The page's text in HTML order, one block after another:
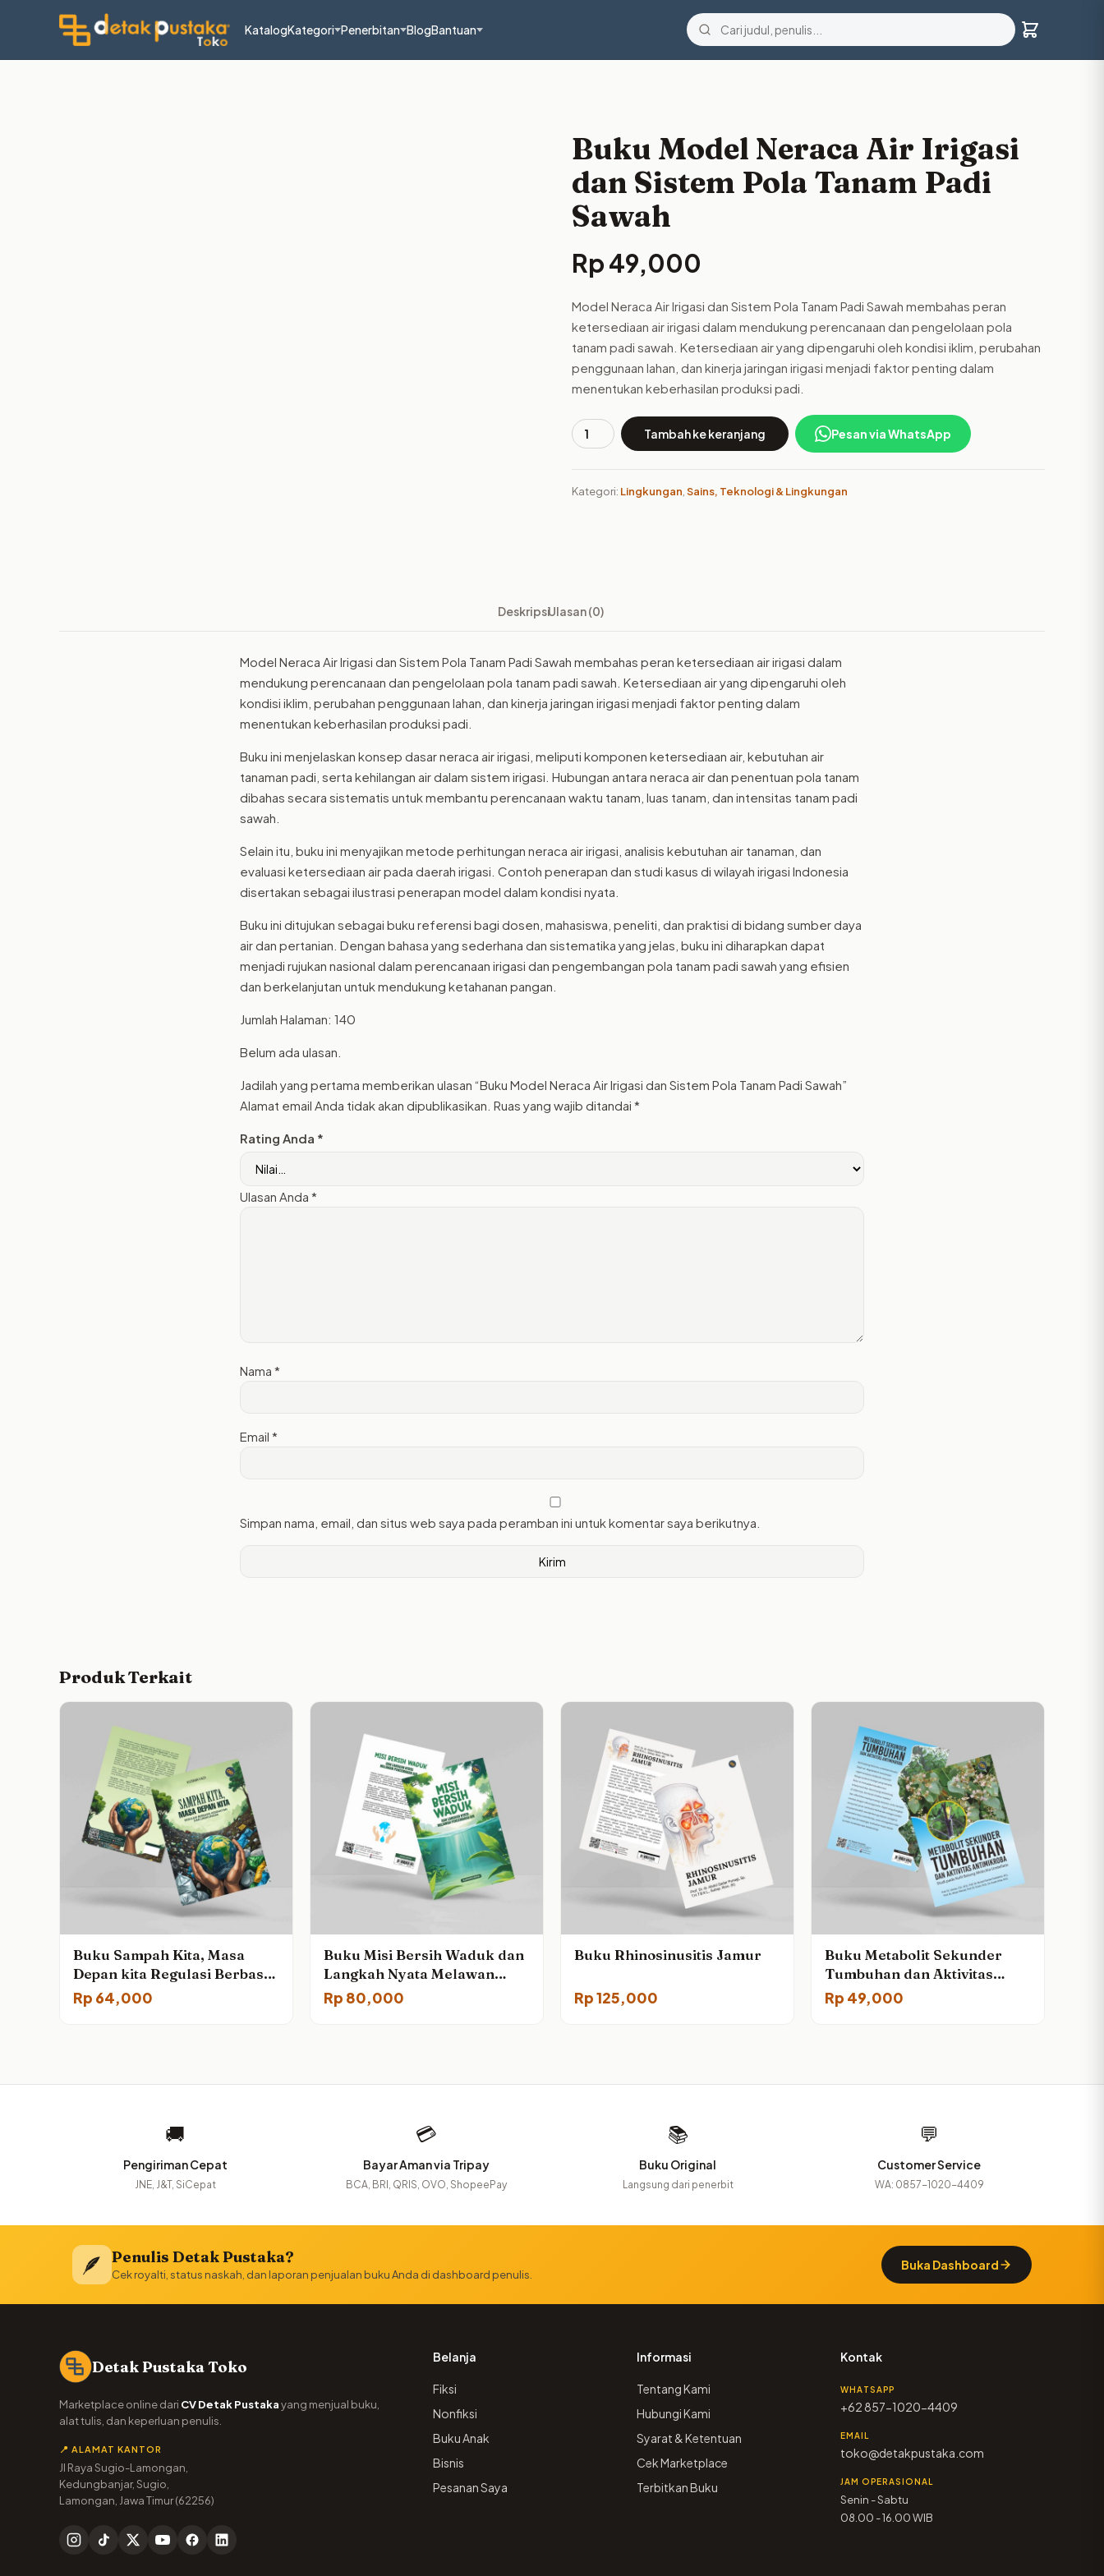
KatalogKategori Penerbitan BlogBantuan
Buku Model Neraca Air Irigasi
dan Sistem Pola Tanam Padi
Sawah
Rp49,000
Model Neraca Air Irigasi dan Sistem Pola Tanam Padi Sawah membahas peran
ketersediaan air irigasi dalam mendukung perencanaan dan pengelolaan pola
tanam padi sawah. Ketersediaan air yang dipengaruhi oleh kondisi iklim, perubahan
penggunaan lahan, dan kinerja jaringan irigasi menjadi faktor penting dalam
menentukan keberhasilan produksi padi.
Kuantitas
Neraca
Tanam
Sawah
Tambah ke keranjang Pesan via WhatsApp
Kategori: Lingkungan Sains, Teknologi & Lingkungan
DeskripsiUlasan (0)
Model Neraca Air Irigasi dan Sistem Pola Tanam Padi Sawah membahas peran ketersediaan air irigasi dalam
mendukung perencanaan dan pengelolaan pola tanam padi sawah. Ketersediaan air yang dipengaruhi oleh
kondisi iklim, perubahan penggunaan lahan, dan kinerja jaringan irigasi menjadi faktor penting dalam
menentukan keberhasilan produksi padi.
Buku ini menjelaskan konsep dasar neraca air irigasi, meliputi komponen ketersediaan air, kebutuhan air
tanaman padi, serta kehilangan air dalam sistem irigasi. Hubungan antara neraca air dan penentuan pola tanam
dibahas secara sistematis untuk membantu perencanaan waktu tanam, luas tanam, dan intensitas tanam padi
sawah.
Selain itu, buku ini menyajikan metode perhitungan neraca air irigasi, analisis kebutuhan air tanaman, dan
evaluasi ketersediaan air pada daerah irigasi. Contoh penerapan dan studi kasus di wilayah irigasi Indonesia
disertakan sebagai ilustrasi penerapan model dalam kondisi nyata.
Buku ini ditujukan sebagai buku referensi bagi dosen, mahasiswa, peneliti, dan praktisi di bidang sumber daya
air dan pertanian. Dengan bahasa yang sederhana dan sistematika yang jelas, buku ini diharapkan dapat
menjadi rujukan nasional dalam perencanaan irigasi dan pengembangan pola tanam padi sawah yang efisien
dan berkelanjutan untuk mendukung ketahanan pangan.
Jumlah Halaman: 140
Belum ada ulasan.
Jadilah yang pertama memberikan ulasan “Buku Model Neraca Air Irigasi dan Sistem Pola Tanam Padi Sawah”
Alamat email Anda tidak akan dipublikasikan. Ruas yang wajib ditandai *
Rating Anda *
Ulasan Anda *
Nama *
Email *
Simpan nama, email, dan situs web saya pada peramban ini untuk komentar saya berikutnya.
Produk Terkait
Buku Sampah Kita, Masa
Depan kita Regulasi Berbasis
Kesehatan dan Lingkungan
Rp 64,000
Buku Misi Bersih Waduk dan
Langkah Nyata Melawan
Pencemaran Air
Rp 80,000
Buku Rhinosinusitis Jamur
Rp125,000
Buku Metabolit Sekunder
Tumbuhan dan Aktivitas
Antimikroba: Studi pada Kulit
Batang Melochia Umbellata
Rp 49,000
🚚
Pengiriman Cepat
JNE, J&T, SiCepat
💳
Bayar Aman via Tripay
BCA, BRI, QRIS, OVO, ShopeePay
📚
Buku Original
Langsung dari penerbit
💬
Customer Service
WA: 0857-1020-4409
🪶 Penulis Detak Pustaka?
Cek royalti, status naskah, dan laporan penjualan buku Anda di dashboard penulis.
Buka Dashboard
Detak Pustaka Toko
Marketplace online dari CV Detak Pustakayang menjual buku,
alat tulis, dan keperluan penulis.
📍 ALAMAT KANTOR
Jl Raya Sugio-Lamongan,
Kedungbanjar, Sugio,
Lamongan, Jawa Timur (62256)
Belanja
Fiksi
Nonfiksi
Buku Anak
Bisnis
Pesanan Saya
Informasi
Tentang Kami
Hubungi Kami
Syarat & Ketentuan
Cek Marketplace
Terbitkan Buku
Kontak
WHATSAPP
+62 857-1020-4409
EMAIL
toko@detakpustaka.com
JAM OPERASIONAL
Senin - Sabtu
08.00 - 16.00 WIB